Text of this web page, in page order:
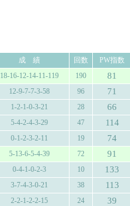
成 績 回数
PW指数
18-16-12-14-11-119 190 81
12-9-7-7-3-58 96 71
1-2-1-0-3-21 28 66
5-4-2-4-3-29 47 114
0-1-2-3-2-11 19 74
5-13-6-5-4-39 72 91
0-4-1-0-2-3 10 133
3-7-4-3-0-21 38 113
2-2-1-2-2-15 24 39